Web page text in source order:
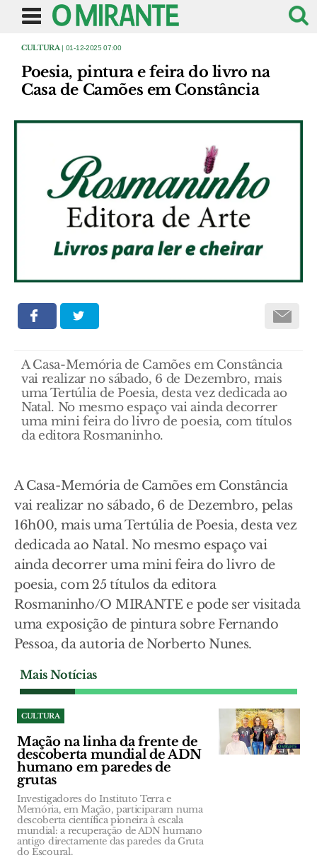
CULTURA | 01-12-2025 07:00
Poesia, pintura e feira do livro na
Casa de Camões em Constância
A Casa-Memória de Camões em Constância
vai realizar no sábado, 6 de Dezembro, mais
uma Tertúlia de Poesia, desta vez dedicada ao
Natal. No mesmo espaço vai ainda decorrer
uma mini feira do livro de poesia, com títulos
da editora Rosmaninho.
A Casa-Memória de Camões em Constância
vai realizar no sábado, 6 de Dezembro, pelas
16h00, mais uma Tertúlia de Poesia, desta vez
dedicada ao Natal. No mesmo espaço vai
ainda decorrer uma mini feira do livro de
poesia, com 25 títulos da editora
Rosmaninho/O MIRANTE e pode ser visitada
uma exposição de pintura sobre Fernando
Pessoa, da autoria de Norberto Nunes.
Mais Notícias
CULTURA
Mação na linha da frente de
descoberta mundial de ADN
humano em paredes de
grutas
Investigadores do Instituto Terra e
Memória, em Mação, participaram numa
descoberta científica pioneira à escala
mundial: a recuperação de ADN humano
antigo directamente das paredes da Gruta
do Escoural.